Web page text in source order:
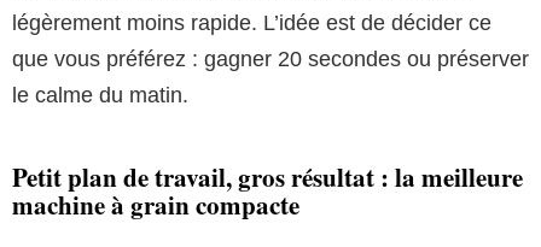
légèrement moins rapide. L’idée est de décider ce
que vous préférez : gagner 20 secondes ou préserver
le calme du matin.
Petit plan de travail, gros résultat : la meilleure
machine à grain compacte